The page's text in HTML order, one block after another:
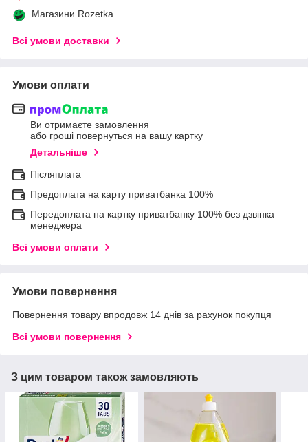
Магазини Rozetka
Всі умови доставки
Умови оплати
Ви отримаєте замовлення
або гроші повернуться на вашу картку
Детальніше
Післяплата
Предоплата на карту приватбанка 100%
Передоплата на картку приватбанку 100% без дзвінка
менеджера
Всі умови оплати
Умови повернення
Повернення товару впродовж 14 днів за рахунок покупця
Всі умови повернення
З цим товаром також замовляють